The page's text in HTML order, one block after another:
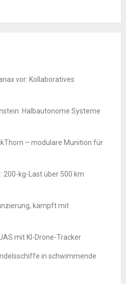
vor: Kollaboratives
Halbautonome Systeme
– modulare Munition für
200-kg-Last über 500 km
kämpft mit
mit KI-Drone-Tracker
in schwimmende